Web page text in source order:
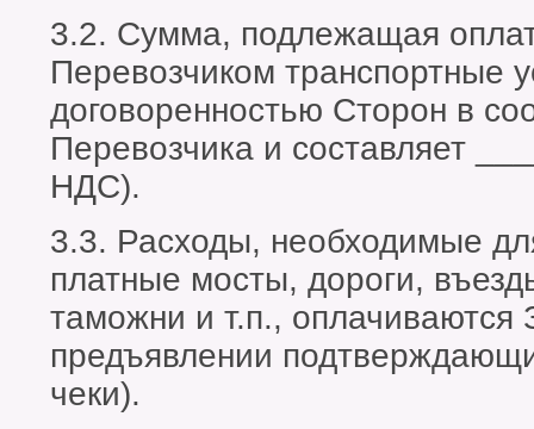
3.2. Сумма, подлежащая
Перевозчиком транспортные
договоренностью Сторон в
Перевозчика и составляет
НДС).
3.3. Расходы, необходимые
платные мосты, дороги,
таможни и т.п., оплачиваются
предъявлении
чеки).